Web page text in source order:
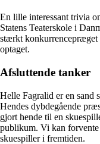
En lille interessant trivia
Statens Teaterskole i
stærkt konkurrencepræget
optaget.
Afsluttende tanker
Helle Fagralid er en sand
Hendes dybdegående
gjort hende til en
publikum. Vi kan forvente
skuespiller i fremtiden.